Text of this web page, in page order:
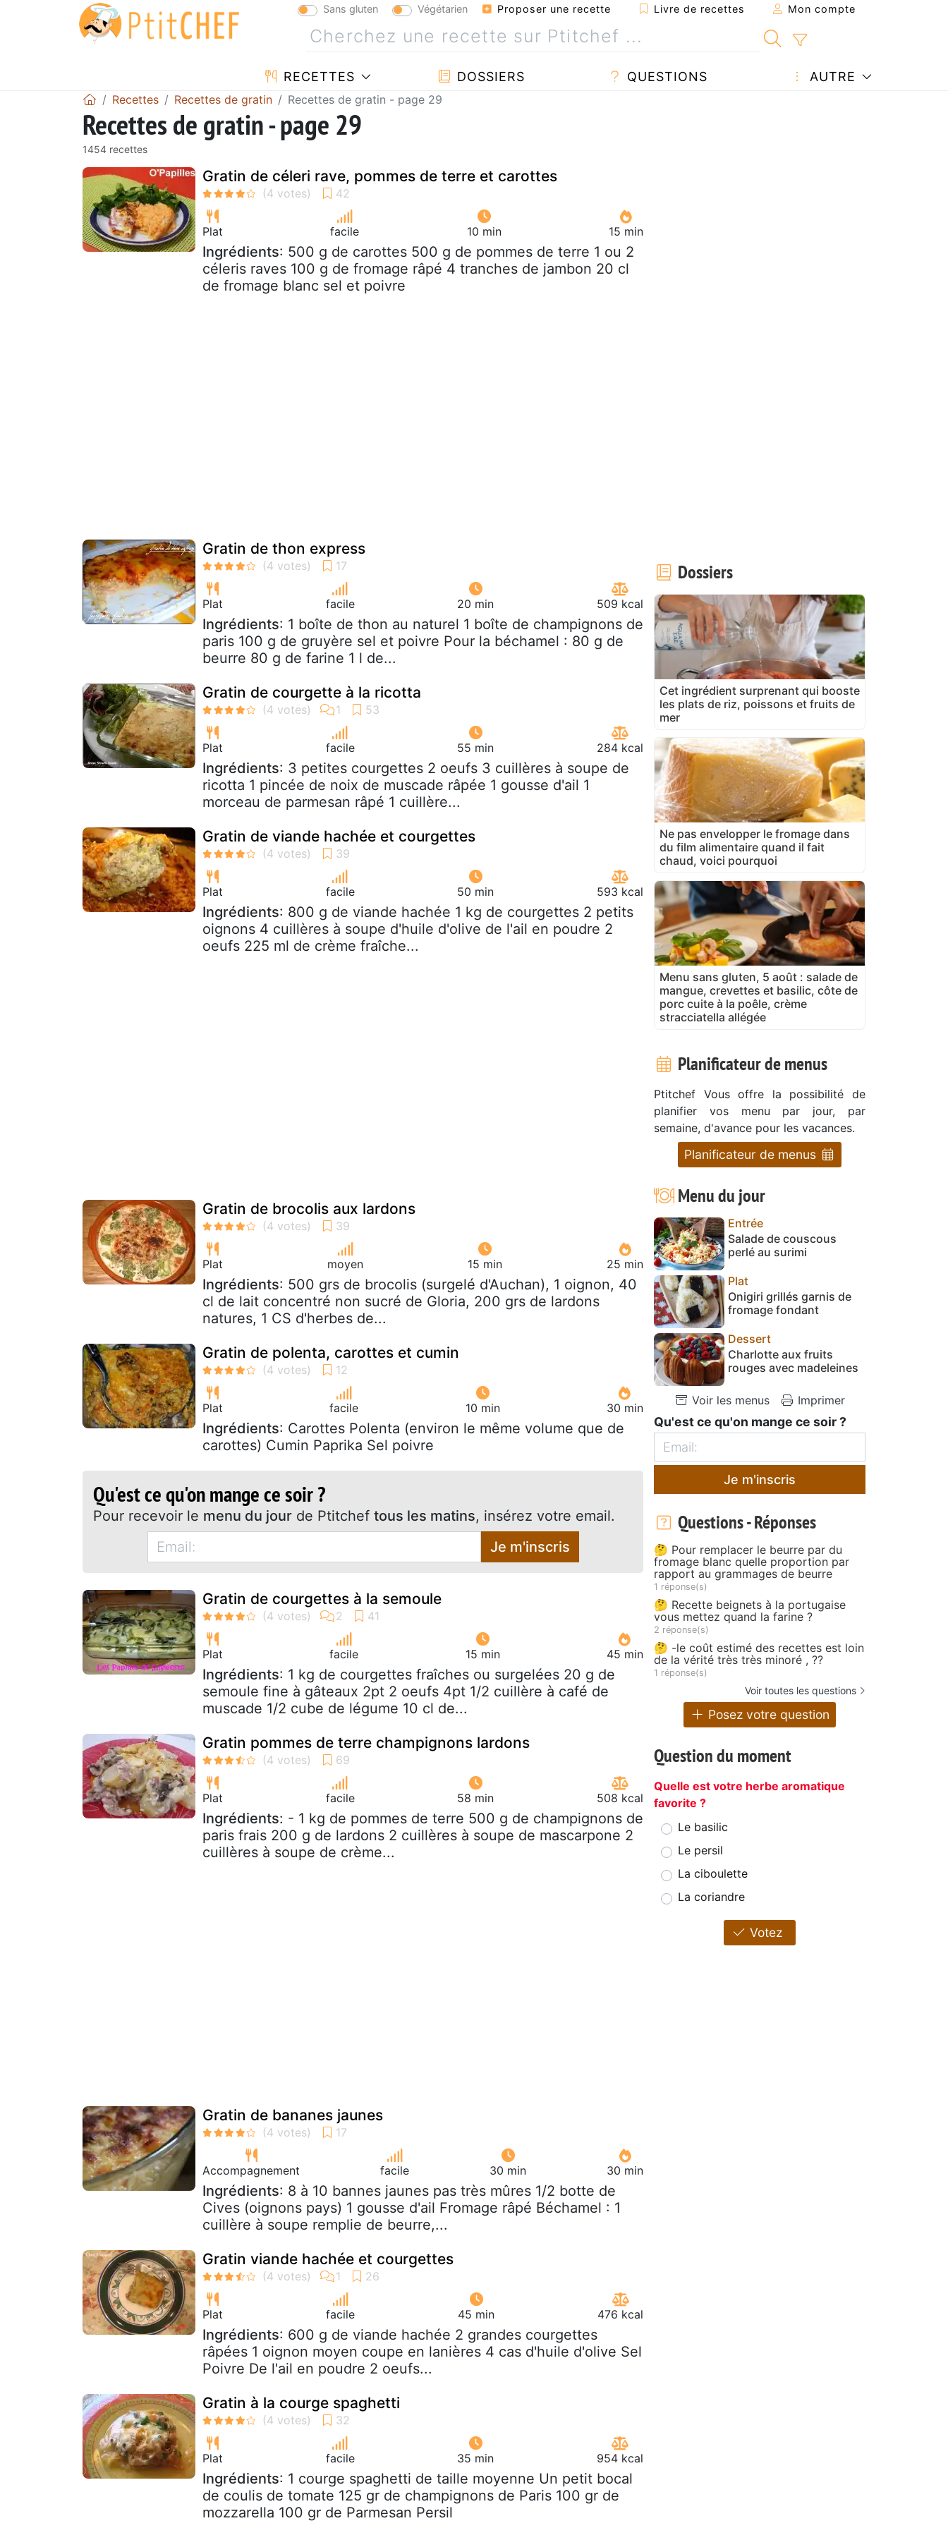
Sans gluten Végétarien Proposer une recette Livre de recettes Mon compte
RECETTES DOSSIERS QUESTIONS AUTRE
Recettes Recettes de gratin Recettes de gratin - page 29
Recettes de gratin - page 29
1454 recettes
Gratin de céleri rave, pommes de terre et carottes
Plat facile 10 min 15 min
Ingrédients: 500 g de carottes 500 g de pommes de terre 1 ou 2
céleris raves 100 g de fromage râpé 4 tranches de jambon 20 cl
de fromage blanc sel et poivre
Gratin de thon express
Plat facile 20 min 509 kcal
Ingrédients: 1 boîte de thon au naturel 1 boîte de champignons de
paris 100 g de gruyère sel et poivre Pour la béchamel : 80 g de
beurre 80 g de farine 1 l de...
Gratin de courgette à la ricotta
Plat facile 55 min 284 kcal
Ingrédients: 3 petites courgettes 2 oeufs 3 cuillères à soupe de
ricotta 1 pincée de noix de muscade râpée 1 gousse d'ail 1
morceau de parmesan râpé 1 cuillère...
Gratin de viande hachée et courgettes
Plat facile 50 min 593 kcal
Ingrédients: 800 g de viande hachée 1 kg de courgettes 2 petits
oignons 4 cuillères à soupe d'huile d'olive de l'ail en poudre 2
oeufs 225 ml de crème fraîche...
Gratin de brocolis aux lardons
Plat moyen 15 min 25 min
Ingrédients: 500 grs de brocolis (surgelé d'Auchan), 1 oignon, 40
cl de lait concentré non sucré de Gloria, 200 grs de lardons
natures, 1 CS d'herbes de...
Gratin de polenta, carottes et cumin
Plat facile 10 min 30 min
Ingrédients: Carottes Polenta (environ le même volume que de
carottes) Cumin Paprika Sel poivre
Qu'est ce qu'on mange ce soir ?
Pour recevoir le menu du jour de Ptitchef tous les matins, insérez votre email.
Je m'inscris
Gratin de courgettes à la semoule
Plat facile 15 min 45 min
Ingrédients: 1 kg de courgettes fraîches ou surgelées 20 g de
semoule fine à gâteaux 2pt 2 oeufs 4pt 1/2 cuillère à café de
muscade 1/2 cube de légume 10 cl de...
Gratin pommes de terre champignons lardons
Plat facile 58 min 508 kcal
Ingrédients: - 1 kg de pommes de terre 500 g de champignons de
paris frais 200 g de lardons 2 cuillères à soupe de mascarpone 2
cuillères à soupe de crème...
Gratin de bananes jaunes
Accompagnement facile 30 min 30 min
Ingrédients: 8 à 10 bannes jaunes pas très mûres 1/2 botte de
Cives (oignons pays) 1 gousse d'ail Fromage râpé Béchamel : 1
cuillère à soupe remplie de beurre,...
Gratin viande hachée et courgettes
Plat facile 45 min 476 kcal
Ingrédients: 600 g de viande hachée 2 grandes courgettes
râpées 1 oignon moyen coupe en lanières 4 cas d'huile d'olive Sel
Poivre De l'ail en poudre 2 oeufs...
Gratin à la courge spaghetti
Plat facile 35 min 954 kcal
Ingrédients: 1 courge spaghetti de taille moyenne Un petit bocal
de coulis de tomate 125 gr de champignons de Paris 100 gr de
mozzarella 100 gr de Parmesan Persil
Dossiers
Cet ingrédient surprenant qui booste
les plats de riz, poissons et fruits de
mer
Ne pas envelopper le fromage dans
du film alimentaire quand il fait
chaud, voici pourquoi
Menu sans gluten, 5 août : salade de
mangue, crevettes et basilic, côte de
porc cuite à la poêle, crème
stracciatella allégée
Planificateur de menus
Ptitchef Vous offre la possibilité de
planifier vos menu par jour, par
semaine, d'avance pour les vacances.
Planificateur de menus
Menu du jour
Entrée
Salade de couscous
perlé au surimi
Plat
Onigiri grillés garnis de
fromage fondant
Dessert
Charlotte aux fruits
rouges avec madeleines
Voir les menus Imprimer
Qu'est ce qu'on mange ce soir ?
Je m'inscris
Questions - Réponses
🤔 Pour remplacer le beurre par du
fromage blanc quelle proportion par
rapport au grammages de beurre
1 réponse(s)
🤔 Recette beignets à la portugaise
vous mettez quand la farine ?
2 réponse(s)
🤔 -le coût estimé des recettes est loin
de la vérité très très minoré , ??
1 réponse(s)
Voir toutes les questions
Posez votre question
Question du moment
Quelle est votre herbe aromatique
favorite ?
Le basilic
Le persil
La ciboulette
La coriandre
Votez